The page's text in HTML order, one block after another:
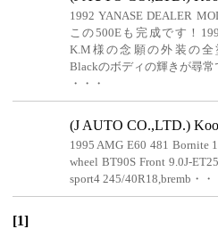
1992 YANASE DEALER
この500Eも完成です！
K.M様の念願の外装の全
Blackのボディの輝きが尋常
・・・
(J AUTO CO.,LTD.)
1995 AMG E60 481 Bornite
wheel BT90S Front 9.0J-
sport4 245/40R18,bremb・・
[1]